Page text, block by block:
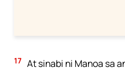
17 At sinabi ni Manoa sa